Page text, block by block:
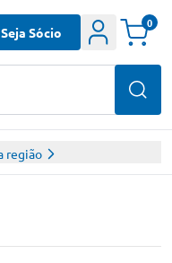
Seja Sócio
0
região